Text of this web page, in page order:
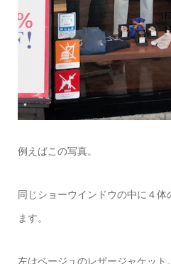
例えばこの写真。
同じショーウインドウの中に４
ます。
左はベージュのレザージャケット。